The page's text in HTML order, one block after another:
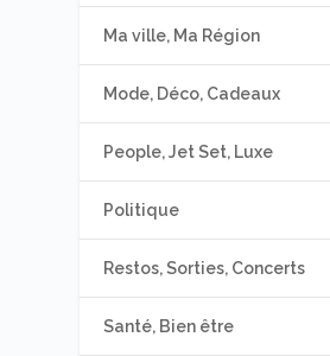
Ma ville, Ma Région
Mode, Déco, Cadeaux
People, Jet Set, Luxe
Politique
Restos, Sorties, Concerts
Santé, Bien être